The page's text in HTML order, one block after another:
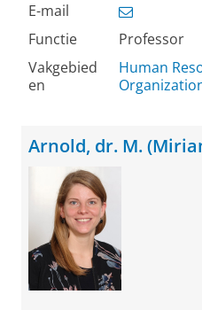
E-mail
Functie
Professor
Vakgebied
en
Human
Arnold, dr. M.